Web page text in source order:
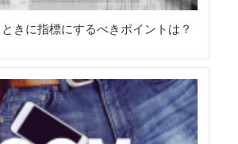
きに指標にするべきポイントは？